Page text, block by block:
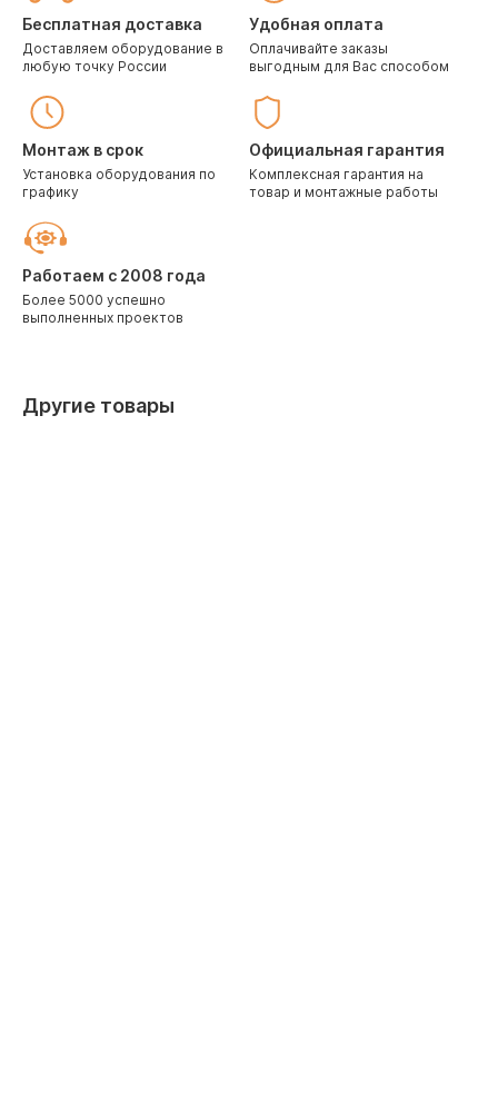
Бесплатная доставка
Доставляем оборудование в
любую точку России
Удобная оплата
Оплачивайте заказы
выгодным для Вас способом
Монтаж в срок
Установка оборудования по
графику
Официальная гарантия
Комплексная гарантия на
товар и монтажные работы
Работаем с 2008 года
Более 5000 успешно
выполненных проектов
Другие товары